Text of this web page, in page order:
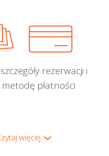
rezerwacji i
płatności
więcej